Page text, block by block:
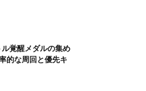
ル覚醒メダルの集め
的な周回と優先キ